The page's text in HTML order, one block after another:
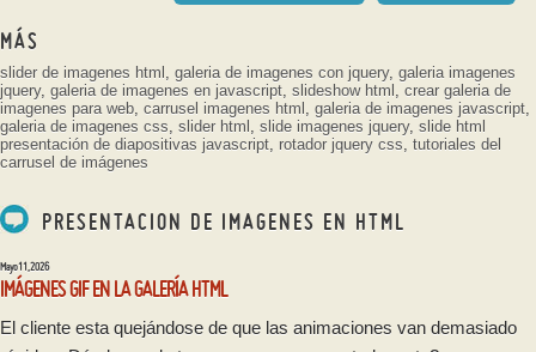
MÁS
slider de imagenes html , galeria de imagenes con jquery, galeria imagenes
jquery, galeria de imagenes en javascript, slideshow html , crear galeria de
imagenes para web, carrusel imagenes html , galeria de imagenes javascript,
galeria de imagenes css, slider html , slide imagenes jquery, slide html
presentación de diapositivas javascript, rotador jquery css, tutoriales del
carrusel de imágenes
PRESENTACION DE IMAGENES EN HTML
Mayo 11, 2026
IMÁGENES GIF EN LA GALERÍA HTML
El cliente esta quejándose de que las animaciones van demasiado